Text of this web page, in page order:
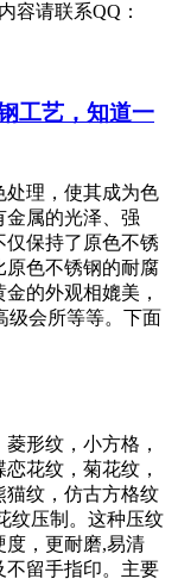
容请联系QQ：
工艺，知道一
处理，使其成为色
金属的光泽、强
仅保持了原色不锈
原色不锈钢的耐腐
的外观相媲美，
级会所等等。下面
形纹，小方格，
花纹，菊花纹，
猫纹，仿古方格纹
纹压制。这种压纹
度，更耐磨,易清
不留手指印。主要